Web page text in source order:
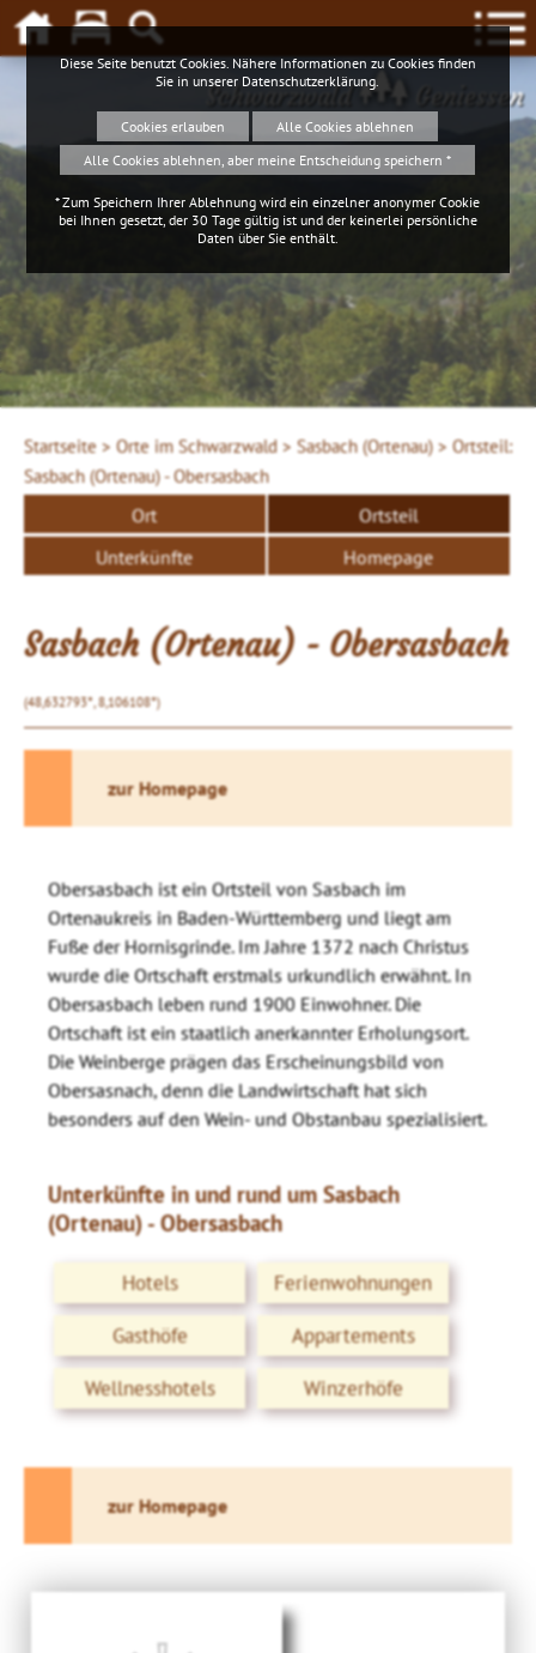
Schwarzwald Geniessen
iStockphoto.com
Startseite > Orte im Schwarzwald > Sasbach (Ortenau) >Ortsteil:
Sasbach (Ortenau) - Obersasbach
Ort
Ortsteil
Unterkünfte
Homepage
Sasbach (Ortenau) - Obersasbach
(48,632793°, 8,106108°)
zur Homepage
Obersasbach ist ein Ortsteil von Sasbach im
Ortenaukreis in Baden-Württemberg und liegt am
Fuße der Hornisgrinde. Im Jahre 1372 nach Christus
wurde die Ortschaft erstmals urkundlich erwähnt. In
Obersasbach leben rund 1900 Einwohner. Die
Ortschaft ist ein staatlich anerkannter Erholungsort.
Die Weinberge prägen das Erscheinungsbild von
Obersasnach, denn die Landwirtschaft hat sich
besonders auf den Wein- und Obstanbau spezialisiert.
Unterkünfte in und rund um Sasbach
(Ortenau) - Obersasbach
Hotels
Ferienwohnungen
Gasthöfe
Appartements
Wellnesshotels
Winzerhöfe
zur Homepage
Diese Seite benutzt Cookies. Nähere Informationen zu Cookies finden
Sie in unserer Datenschutzerklärung
Cookies erlauben
Alle Cookies ablehnen
Alle Cookies ablehnen, aber meine Entscheidung speichern *
* Zum Speichern Ihrer Ablehnung wird ein einzelner anonymer Cookie
bei Ihnen gesetzt, der 30 Tage gültig ist und der keinerlei persönliche
Daten über Sie enthält.